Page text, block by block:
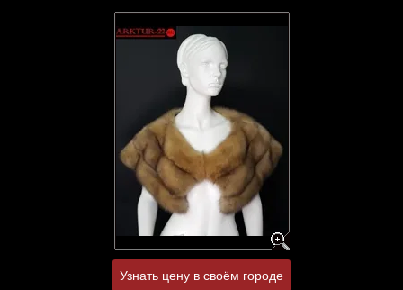
Узнать цену в своём городе